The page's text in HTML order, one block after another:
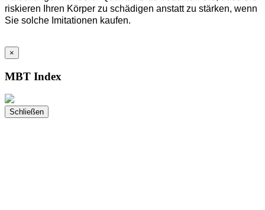
riskieren Ihren Körper zu schädigen anstatt zu stärken, wenn
Sie solche Imitationen kaufen.
×
MBT Index
Schließen